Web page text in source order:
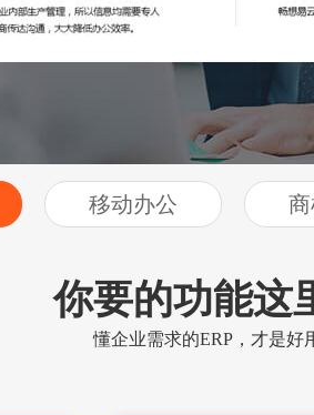
移动办公
你要的功能这
懂企业需求的ERP，才是好